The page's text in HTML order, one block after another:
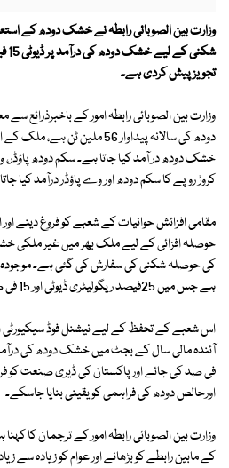
وزارت بین الصوبائی رابطہ نے خشک دودھ کے
تجویز پیش کردی ہے۔
وزارت بین الصوبائی رابطہ امور کے باخبرذرائع
دودھ کی سالانہ پیداوار 56 ملین
کروڑ روپے کا سکم دودھ اور وے پاؤڈر درآمد کیا
مقامی افزائش حوانیات کے شعبے کو فروغ دینے
حوصلہ افزائی کے لیے ملک بھر میں غیر ملکی
ہے جس میں 25فیصد ریگولیٹری ڈیوٹی اور 15 فی صد امپورٹ ڈیوٹی عائد ہے۔
اس شعبے کے تحفظ کے لیے نیشنل فوڈ سیکیورٹی
فی صد کی جائے اور پاکستان کی ڈیری صنعت کو
اورحالص دودھ کی فراہمی کو یقینی بنایا جاسکے۔
وزارت بین الصوبائی رابطہ امور کے ترجمان کا
کے مابین رابطے کو بڑھانے اور عوام کو زیادہ سے